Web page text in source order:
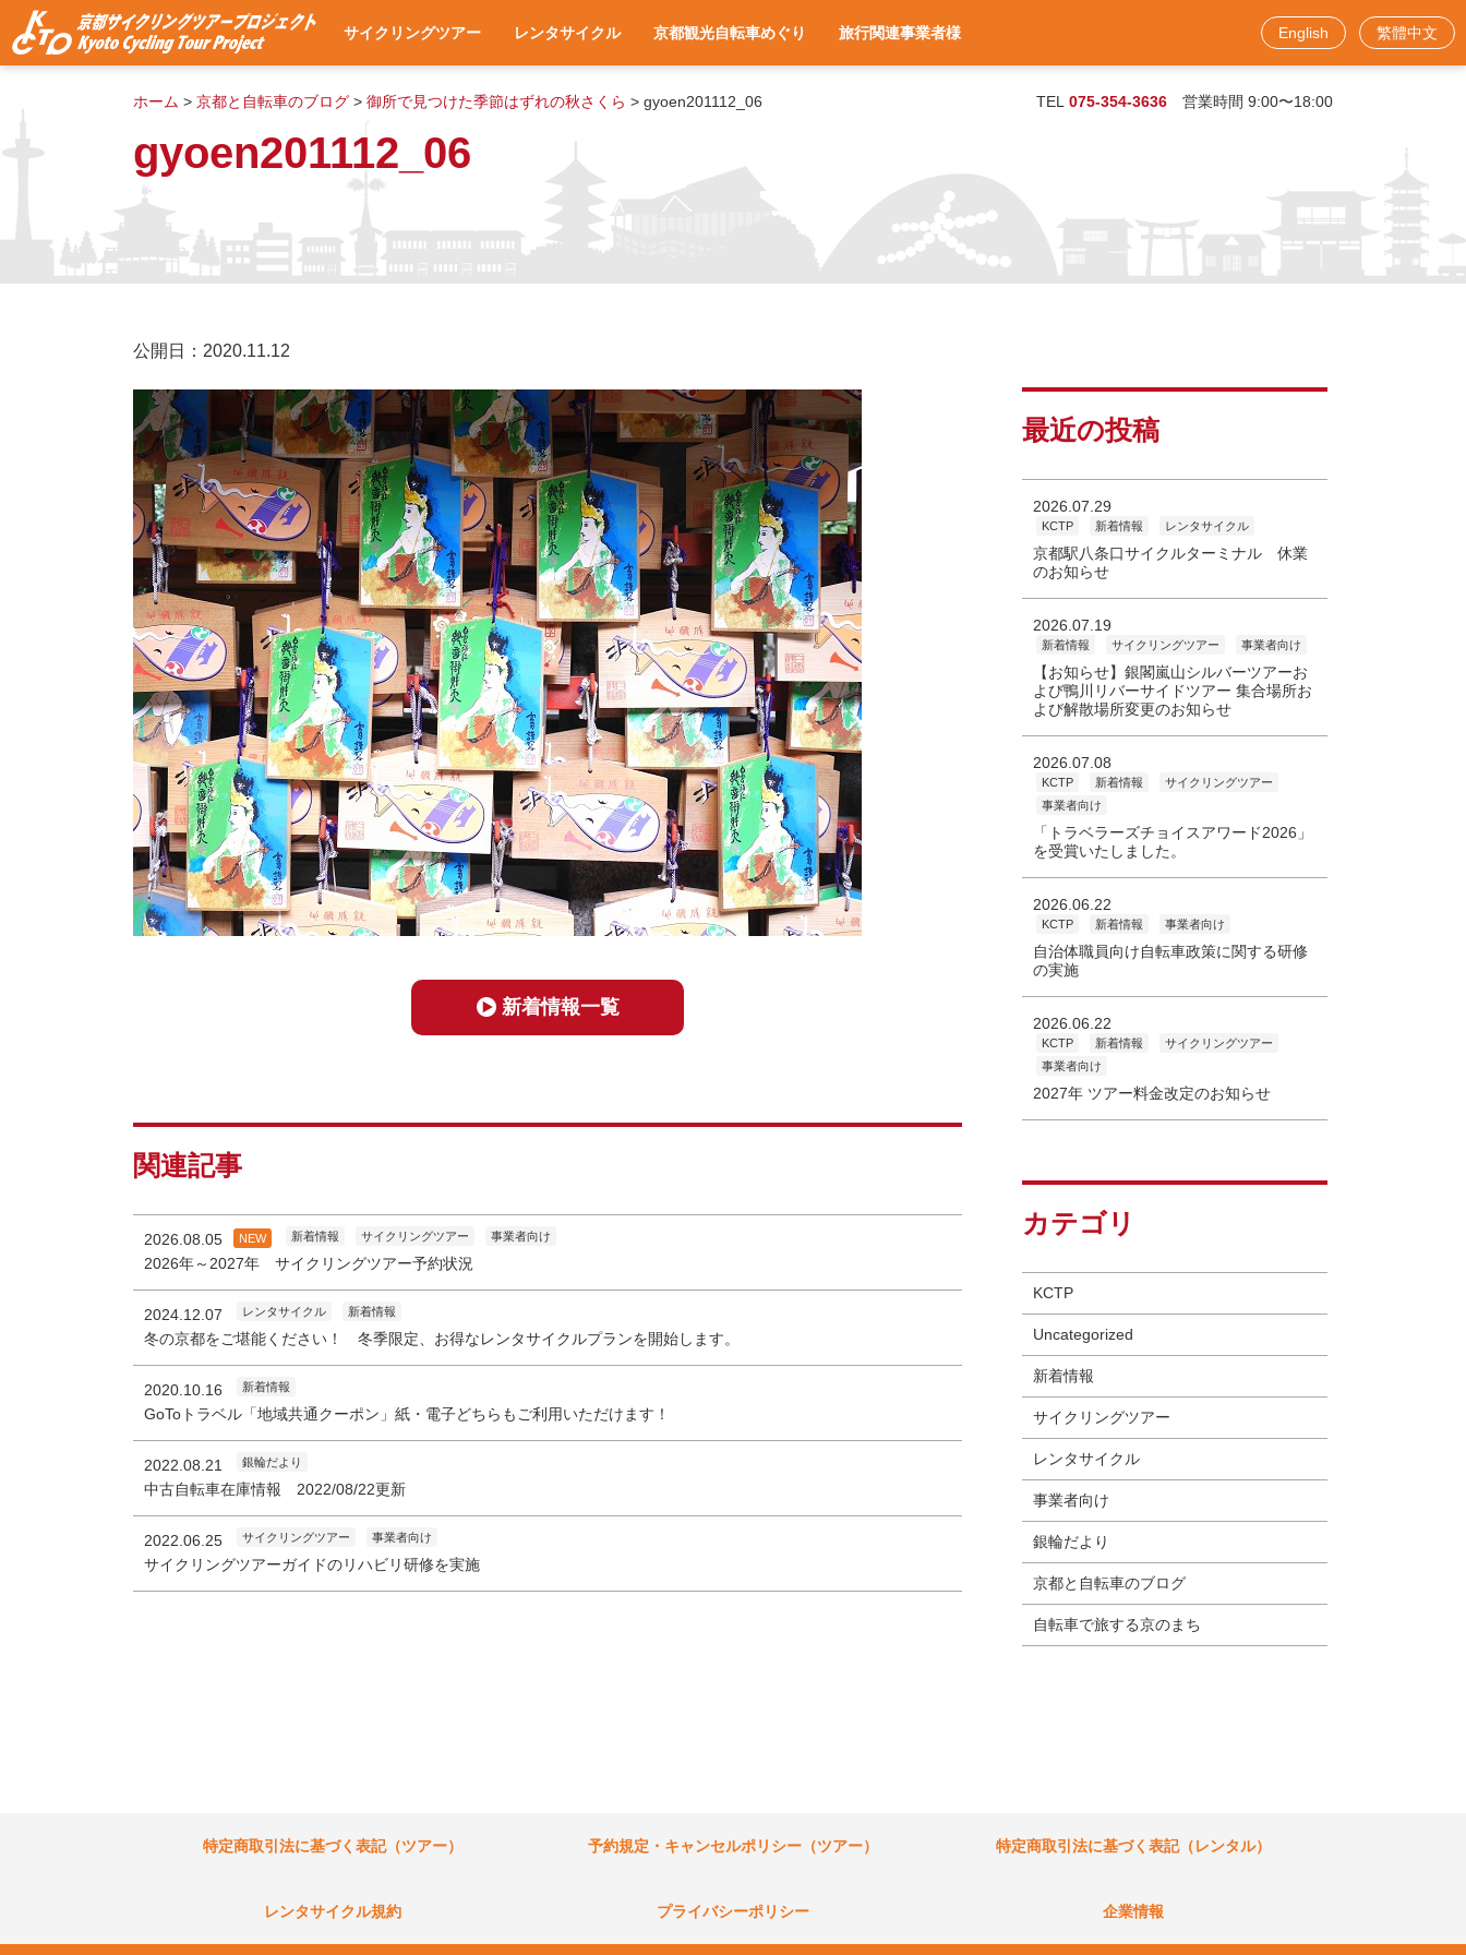
サイクリングツアー
サイクリングツアー一覧
集合・出発場所へのアクセス
使用自転車
ツアー予約
よくある質問
ツアー予約状況
レンタサイクル
車種と料金
各サイクルターミナルへのアクセス
レンタサイクル予約
お役立ち情報
よくある質問
京都観光自転車めぐり 旅行関連事業者様
旅行関連業者様向けお問い合わせフォーム
English 繁體中文
TEL 075-354-3636 営業時間 9:00〜18:00
公開日：2020.11.12
ホーム > 京都と自転車のブログ > 御所で見つけた季節はずれの秋さくら > gyoen201112_06
gyoen201112_06
新着情報一覧
関連記事
2026.08.05 NEW 新着情報 サイクリングツアー 事業者向け
2026年～2027年 サイクリングツアー予約状況
2024.12.07 レンタサイクル 新着情報
冬の京都をご堪能ください！ 冬季限定、お得なレンタサイクルプランを開始します。
2020.10.16 新着情報
GoToトラベル「地域共通クーポン」紙・電子どちらもご利用いただけます！
2022.08.21 銀輪だより
中古自転車在庫情報 2022/08/22更新
2022.06.25 サイクリングツアー 事業者向け
サイクリングツアーガイドのリハビリ研修を実施
最近の投稿
2026.07.29
KCTP 新着情報 レンタサイクル
京都駅八条口サイクルターミナル 休業
のお知らせ
2026.07.19
新着情報 サイクリングツアー 事業者向け
【お知らせ】銀閣嵐山シルバーツアーお
よび鴨川リバーサイドツアー 集合場所お
よび解散場所変更のお知らせ
2026.07.08
KCTP 新着情報
サイクリングツアー
事業者向け
「トラベラーズチョイスアワード2026」
を受賞いたしました。
2026.06.22
KCTP 新着情報 事業者向け
自治体職員向け自転車政策に関する研修
の実施
2026.06.22
KCTP 新着情報
サイクリングツアー
事業者向け
2027年 ツアー料金改定のお知らせ
カテゴリ
KCTP
Uncategorized
新着情報
サイクリングツアー
レンタサイクル
事業者向け
銀輪だより
京都と自転車のブログ
自転車で旅する京のまち
特定商取引法に基づく表記（ツアー） 予約規定・キャンセルポリシー（ツアー） 特定商取引法に基づく表記（レンタル）
レンタサイクル規約 プライバシーポリシー 企業情報